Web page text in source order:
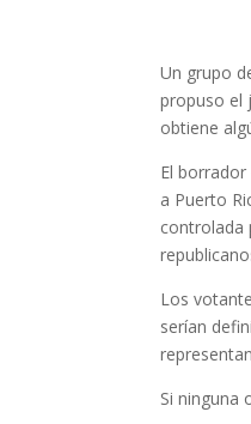
Un grupo
propuso el
obtiene
El
a Puerto
controlada
Los
serían
Si ninguna